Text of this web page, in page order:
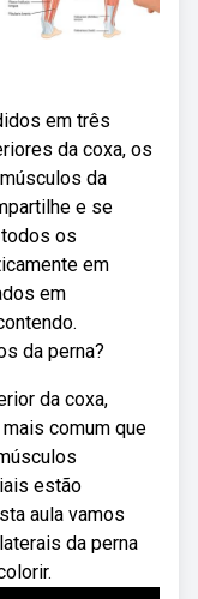
em três
da coxa, os
da
e se
os
em
em
da perna?
da coxa,
comum que
estão
aula vamos
da perna